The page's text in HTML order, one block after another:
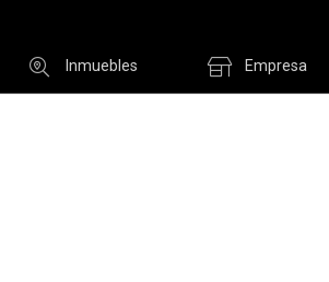
Inmuebles Empresa